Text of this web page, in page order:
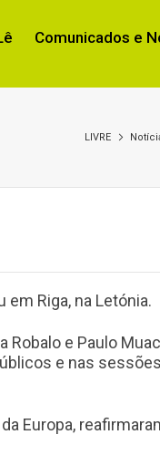
Comunicados e
LIVRE
Riga, na Letónia.
Robalo e Paulo
e nas
Europa,